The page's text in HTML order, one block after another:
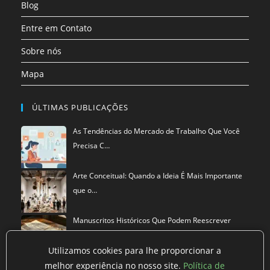
Blog
Entre em Contato
Sobre nós
Mapa
ÚLTIMAS PUBLICAÇÕES
As Tendências do Mercado de Trabalho Que Você
Precisa C…
Arte Conceitual: Quando a Ideia É Mais Importante
que o…
Manuscritos Históricos Que Podem Reescrever
Utilizamos cookies para lhe proporcionar a
melhor experiência no nosso site. Política de